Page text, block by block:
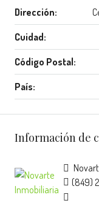
Dirección:
Cuidad:
Código Postal:
País:
Información de
(849)